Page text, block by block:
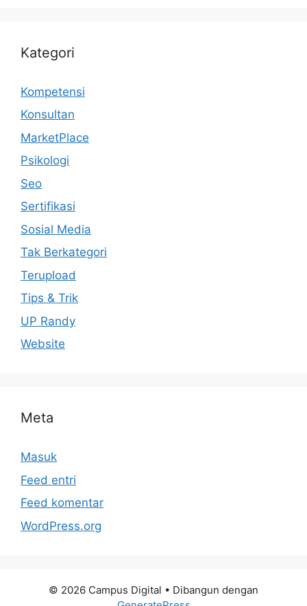
Kategori
Kompetensi
Konsultan
MarketPlace
Psikologi
Seo
Sertifikasi
Sosial Media
Tak Berkategori
Terupload
Tips & Trik
UP Randy
Website
Meta
Masuk
Feed entri
Feed komentar
WordPress.org
© 2026 Campus Digital • Dibangun dengan